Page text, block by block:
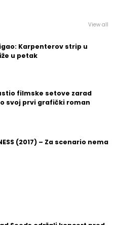
View all
Karpenterov strip u
u petak
filmske setove zarad
svoj prvi grafički roman
(2017) – Za scenario nema